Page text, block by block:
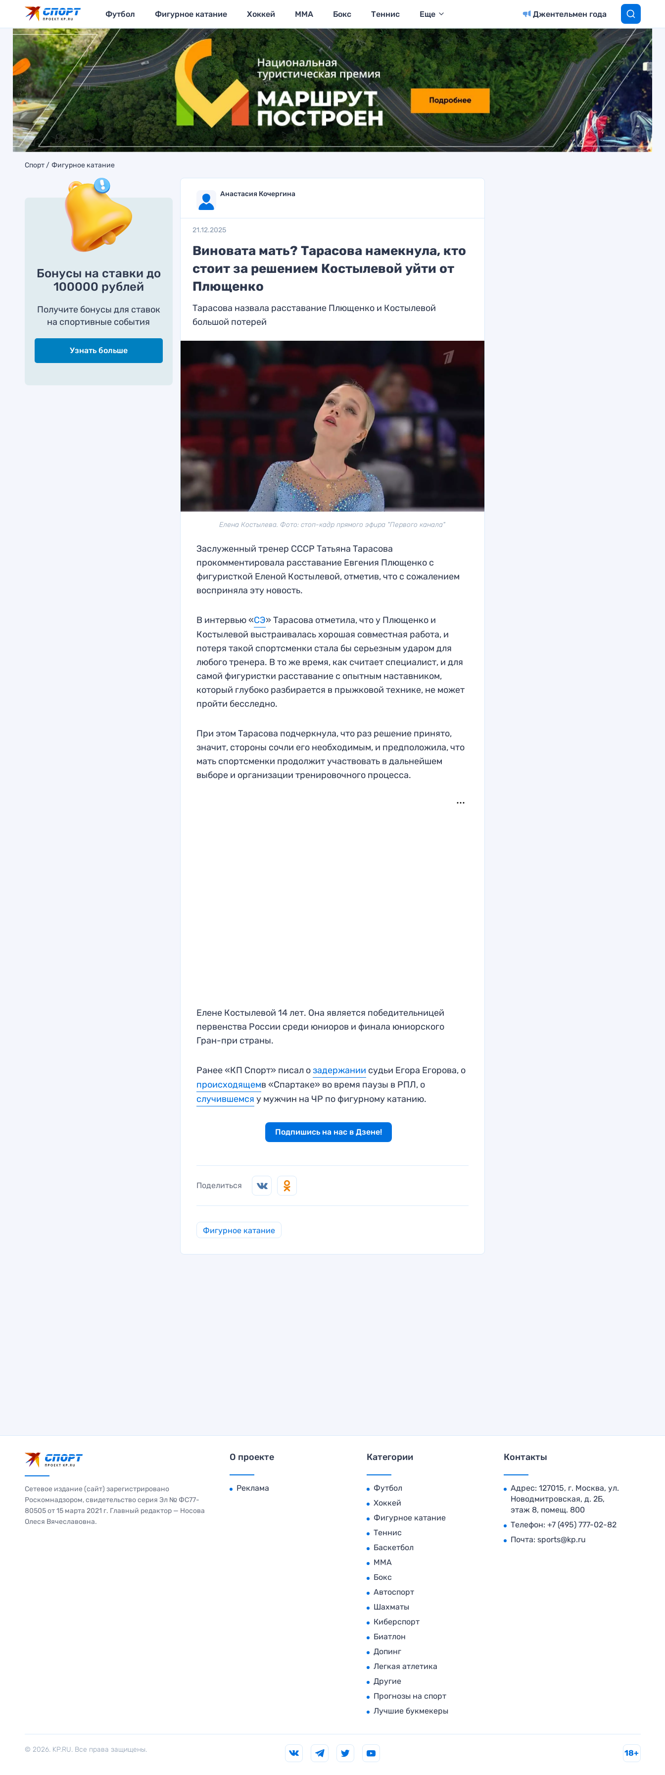
Футбол Фигурное катание Хоккей MMA Бокс Теннис Еще Джентельмен года
Спорт Фигурное катание
Бонусы на ставки до
100000 рублей
Получите бонусы для ставок
на спортивные события
Узнать больше
Анастасия Кочергина
21.12.2025
Виновата мать? Тарасова намекнула, кто
стоит за решением Костылевой уйти от
Плющенко
Тарасова назвала расставание Плющенко и Костылевой
большой потерей
Елена Костылева. Фото: стоп-кадр прямого эфира "Первого канала"
Заслуженный тренер СССР Татьяна Тарасова
прокомментировала расставание Евгения Плющенко с
фигуристкой Еленой Костылевой, отметив, что с сожалением
восприняла эту новость.
В интервью «СЭ» Тарасова отметила, что у Плющенко и
Костылевой выстраивалась хорошая совместная работа, и
потеря такой спортсменки стала бы серьезным ударом для
любого тренера. В то же время, как считает специалист, и для
самой фигуристки расставание с опытным наставником,
который глубоко разбирается в прыжковой технике, не может
пройти бесследно.
При этом Тарасова подчеркнула, что раз решение принято,
значит, стороны сочли его необходимым, и предположила, что
мать спортсменки продолжит участвовать в дальнейшем
выборе и организации тренировочного процесса.
Елене Костылевой 14 лет. Она является победительницей
первенства России среди юниоров и финала юниорского
Гран-при страны.
Ранее «КП Спорт» писал озадержании судьи Егора Егорова, о
происходящемв «Спартаке» во время паузы в РПЛ, о
случившемся у мужчин на ЧР по фигурному катанию.
Подпишись на нас в Дзене!
Поделиться
Фигурное катание
Сетевое издание (сайт) зарегистрировано
Роскомнадзором, свидетельство серия Эл № ФС77-
80505 от 15 марта 2021 г. Главный редактор — Носова
Олеся Вячеславовна.
О проекте
Реклама
Категории
Футбол
Хоккей
Фигурное катание
Теннис
Баскетбол
MMA
Бокс
Автоспорт
Шахматы
Киберспорт
Биатлон
Допинг
Легкая атлетика
Другие
Прогнозы на спорт
Лучшие букмекеры
Контакты
Адрес: 127015, г. Москва, ул.
Новодмитровская, д. 2Б,
этаж 8, помещ. 800
Телефон: +7 (495) 777-02-82
Почта: sports@kp.ru
© 2026. KP.RU. Все права защищены. 18+